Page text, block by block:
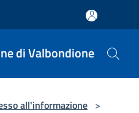
di Valbondione
all'informazione >